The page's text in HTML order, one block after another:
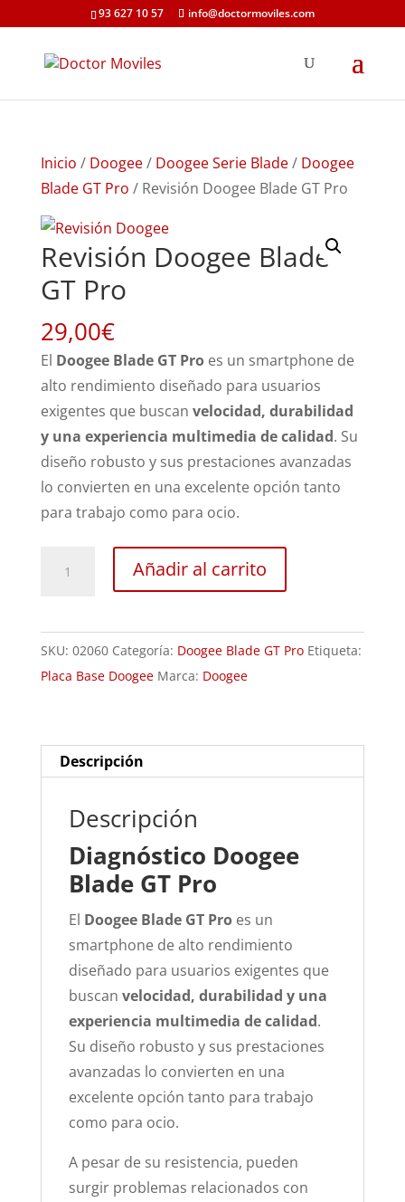
93 627 10 57 info@doctormoviles.com
Inicio / Doogee/ Doogee Serie Blade/ Doogee
Blade GT Pro / Revisión Doogee Blade GT Pro
Revisión Doogee Blade
GT Pro
29,00€
El Doogee Blade GT Proes un smartphone de
alto rendimiento diseñado para usuarios
exigentes que buscan velocidad, durabilidad
y una experiencia multimedia de calidad. Su
diseño robusto y sus prestaciones avanzadas
lo convierten en una excelente opción tanto
para trabajo como para ocio.
GT
Pro
cantidad
Añadir al carrito
SKU: 02060 Categoría: Doogee Blade GT Pro Etiqueta:
Placa Base Doogee Marca: Doogee
Descripción
Descripción
Diagnóstico Doogee
Blade GT Pro
El Doogee Blade GT Proes un
smartphone de alto rendimiento
diseñado para usuarios exigentes que
buscan velocidad, durabilidad y una
experiencia multimedia de calidad.
Su diseño robusto y sus prestaciones
avanzadas lo convierten en una
excelente opción tanto para trabajo
como para ocio.
A pesar de su resistencia, pueden
surgir problemas relacionados con